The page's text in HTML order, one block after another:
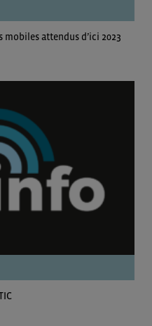
mobiles attendus d’ici 2023